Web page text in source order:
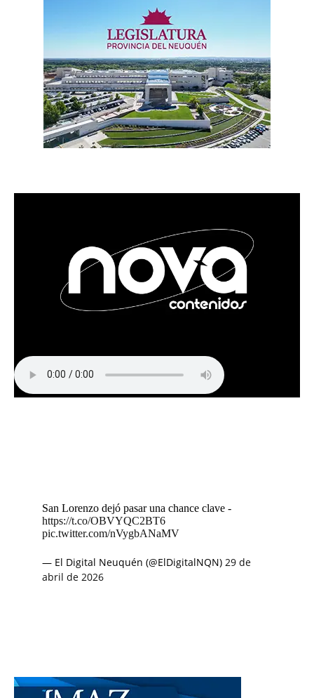
San Lorenzo dejó pasar una chance clave -
https://t.co/OBVYQC2BT6
pic.twitter.com/nVygbANaMV
— El Digital Neuquén (@ElDigitalNQN) 29 de
abril de 2026